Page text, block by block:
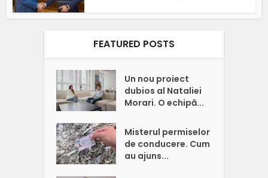
FEATURED POSTS
Un nou proiect
dubios al Nataliei
Morari. O echipă...
Misterul permiselor
de conducere. Cum
au ajuns...